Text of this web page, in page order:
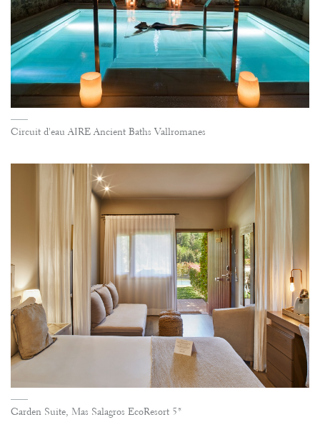
Circuit d'eau AIRE Ancient Baths Vallromanes
Garden Suite, Mas Salagros EcoResort 5*